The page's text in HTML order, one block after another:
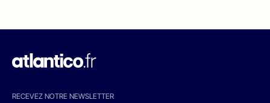
RECEVEZ NOTRE NEWSLETTER